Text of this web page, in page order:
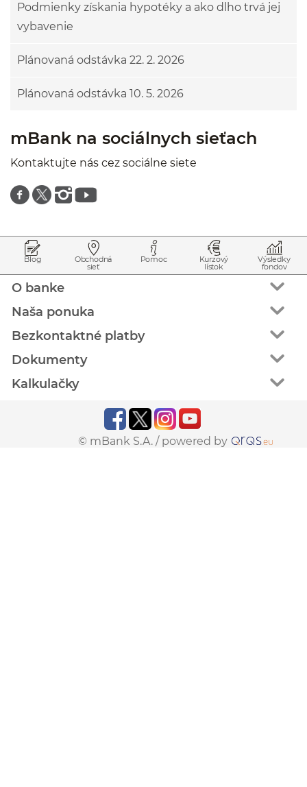
Podmienky získania hypotéky a ako dlho trvá jej
vybavenie
Plánovaná odstávka 22. 2. 2026
Plánovaná odstávka 10. 5. 2026
mBank na sociálnych sieťach
Kontaktujte nás cez sociálne siete
Znajdź nas na facebooku
Znajdź nas na twitterze
Znajdź nas na instagramie
Znajdź nas na youtube
Blog Obchodná
sieť
Pomoc Kurzový
lístok
Výsledky
fondov
O banke
Naša ponuka
Bezkontaktné platby
Dokumenty
Kalkulačky
© mBank S.A. / powered by